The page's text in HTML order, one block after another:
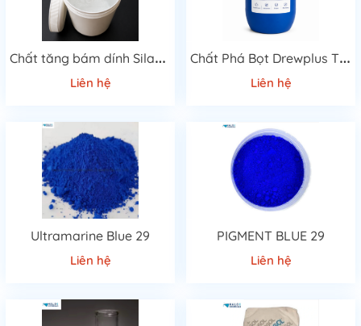
C
hất tăng bám dính Silane KH-560
Liên hệ
C
hất Phá Bọt Drewplus T-4507A Cao Cấp
Liên hệ
Ultramarine Blue 29
Liên hệ
PIGMENT BLUE 29
Liên hệ